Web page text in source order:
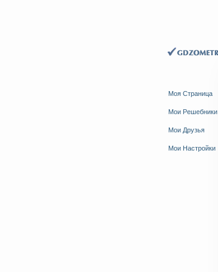
Моя Страница
Мои Решебники
Мои Друзья
Мои Настройки